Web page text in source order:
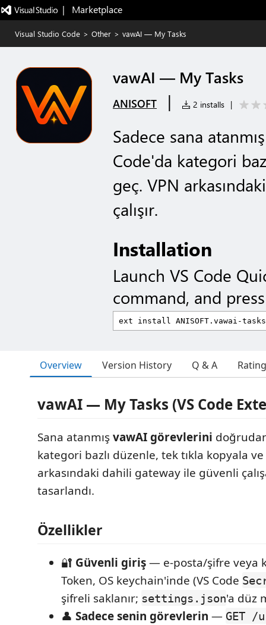
|   Marketplace
Visual Studio Code > Other > vawAI — My Tasks
vawAI — My Tasks
ANISOFT | 2 installs |
Sadece sana
Code'da kategori
geç. VPN
çalışır.
Installation
Launch VS Code
command, and
Overview Version History Q & A
vawAI — My Tasks (VS Code
Sana atanmışvawAI görevlerini
kategori bazlı düzenle, tek tıkla kopyala
arkasındaki dahili gateway ile güvenli
tasarlandı.
Özellikler
🔐 Güvenli giriş— e-posta/şifre veya
Token, OS keychain'inde (VS Code
şifreli saklanır; settings.json'a düz
👤 Sadece senin görevlerin — GET /